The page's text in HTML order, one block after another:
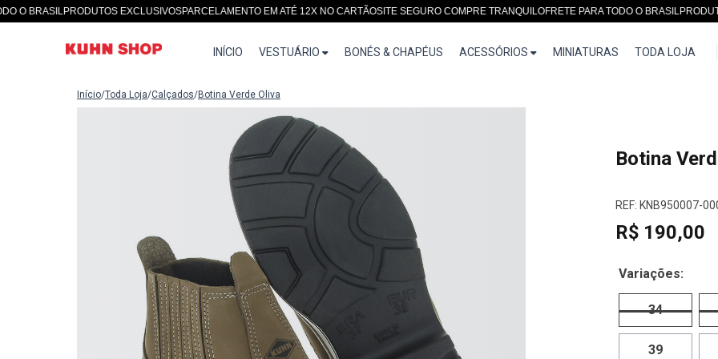
BRASILPRODUTOS EXCLUSIVOSPARCELAMENTO EM ATÉ 12X NO CARTÃOSITE SEGURO COMPRE TRANQUILOFRETE PARA TODO O BRASILPRODUTOS
INÍCIO VESTUÁRIO BONÉS & CHAPÉUS ACESSÓRIOS MINIATURAS TODA LOJA
Início/Toda Loja/Calçados/Botina Verde Oliva
Botina
REF: KNB950007-
R$ 190,00
Variações:
34
39